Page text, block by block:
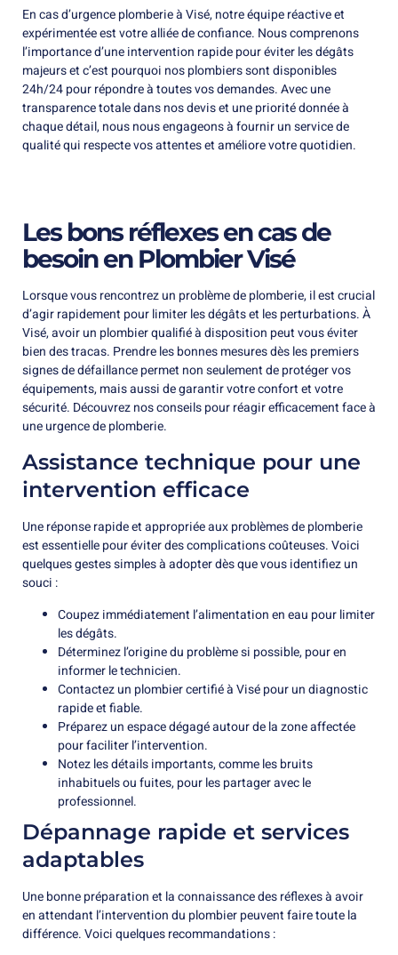
En cas d’urgence plomberie à Visé, notre équipe réactive et
expérimentée est votre alliée de confiance. Nous comprenons
l’importance d’une intervention rapide pour éviter les dégâts
majeurs et c’est pourquoi nos plombiers sont disponibles
24h/24 pour répondre à toutes vos demandes. Avec une
transparence totale dans nos devis et une priorité donnée à
chaque détail, nous nous engageons à fournir un service de
qualité qui respecte vos attentes et améliore votre quotidien.
Les bons réflexes en cas de
besoin en Plombier Visé
Lorsque vous rencontrez un problème de plomberie, il est crucial
d’agir rapidement pour limiter les dégâts et les perturbations. À
Visé, avoir un plombier qualifié à disposition peut vous éviter
bien des tracas. Prendre les bonnes mesures dès les premiers
signes de défaillance permet non seulement de protéger vos
équipements, mais aussi de garantir votre confort et votre
sécurité. Découvrez nos conseils pour réagir efficacement face à
une urgence de plomberie.
Assistance technique pour une
intervention efficace
Une réponse rapide et appropriée aux problèmes de plomberie
est essentielle pour éviter des complications coûteuses. Voici
quelques gestes simples à adopter dès que vous identifiez un
souci :
Coupez immédiatement l’alimentation en eau pour limiter
les dégâts.
Déterminez l’origine du problème si possible, pour en
informer le technicien.
Contactez un plombier certifié à Visé pour un diagnostic
rapide et fiable.
Préparez un espace dégagé autour de la zone affectée
pour faciliter l’intervention.
Notez les détails importants, comme les bruits
inhabituels ou fuites, pour les partager avec le
professionnel.
Dépannage rapide et services
adaptables
Une bonne préparation et la connaissance des réflexes à avoir
en attendant l’intervention du plombier peuvent faire toute la
différence. Voici quelques recommandations :